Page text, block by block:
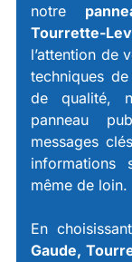
notre
Tourrette-
l’attention de
techniques
de qualité,
panneau
messages
informations
même de loin.
En
Gaude,